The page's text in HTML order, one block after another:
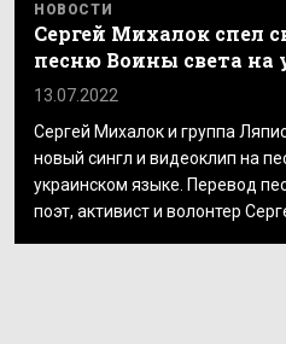
НОВОСТИ
Сергей Михалок спел
песню Воины света на
13.07.2022
Сергей Михалок и группа
новый сингл и видеоклип на
украинском языке. Перевод
поэт, активист и волонтер